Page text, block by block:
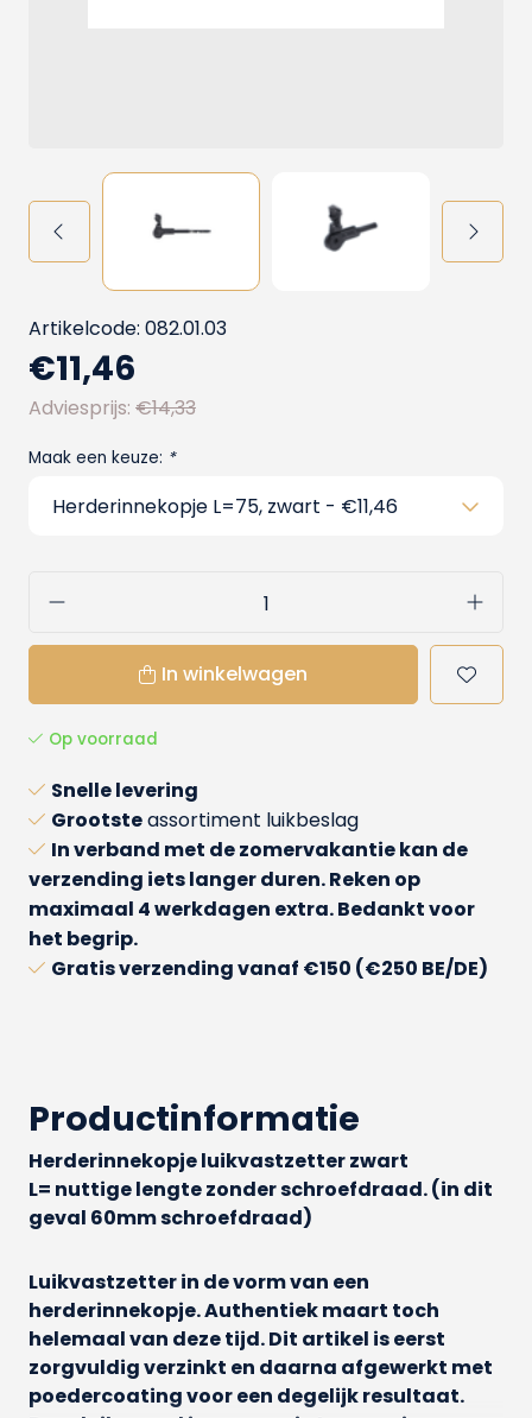
Artikelcode: 082.01.03
€11,46
Adviesprijs: €14,33
Maak een keuze: *
In winkelwagen
Op voorraad
Snelle levering
Grootsteassortiment luikbeslag
In verband met de zomervakantie kan de
verzending iets langer duren. Reken op
maximaal 4 werkdagen extra. Bedankt voor
het begrip.
Gratis verzendingvanaf €150 (€250 BE/DE)
Productinformatie
Herderinnekopje luikvastzetter zwart
L= nuttige lengte zonder schroefdraad. (in dit
geval 60mm schroefdraad)
Luikvastzetter in de vorm van een
herderinnekopje. Authentiek maart toch
helemaal van deze tijd. Dit artikel is eerst
zorgvuldig verzinkt en daarna afgewerkt met
poedercoating voor een degelijk resultaat.